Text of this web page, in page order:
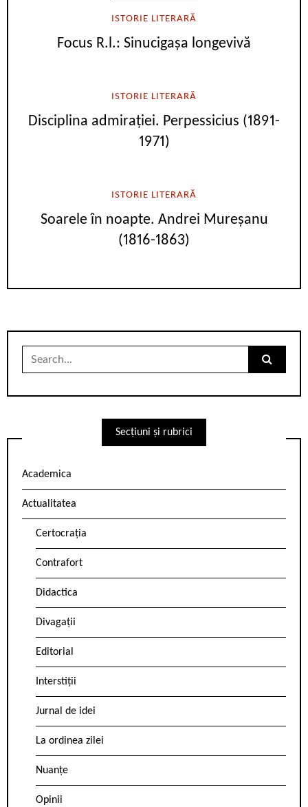
ISTORIE LITERARĂ
Focus R.l.: Sinucigașa longevivă
ISTORIE LITERARĂ
Disciplina admirației. Perpessicius (1891-
1971)
ISTORIE LITERARĂ
Soarele în noapte. Andrei Mureșanu
(1816-1863)
Search
Secțiuni și rubrici
Academica
Actualitatea
Certocrația
Contrafort
Didactica
Divagații
Editorial
Interstiții
Jurnal de idei
La ordinea zilei
Nuanțe
Opinii